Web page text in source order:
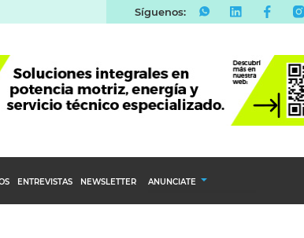
Síguenos:
ENTREVISTAS NEWSLETTER ANUNCIATE